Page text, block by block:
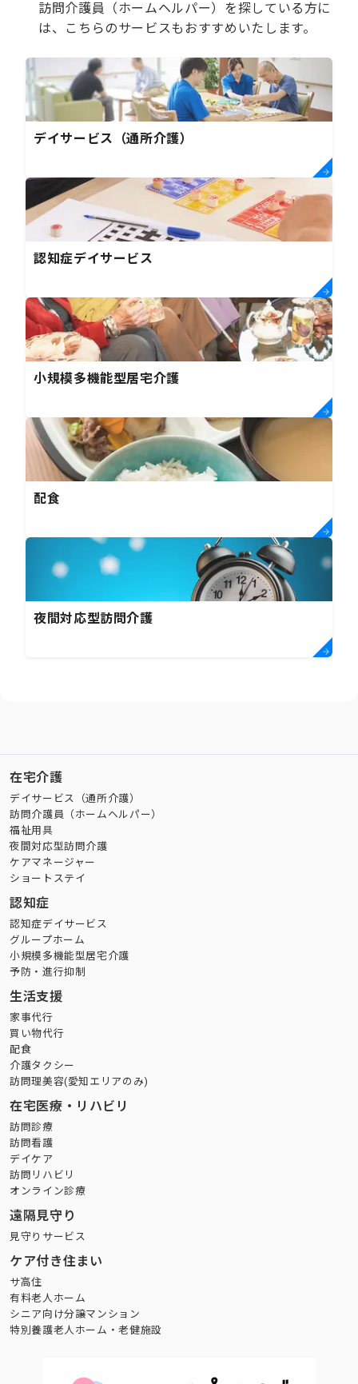
訪問介護員（ホームヘルパー）を探している方に
は、こちらのサービスもおすすめいたします。
デイサービス（通所介護）
認知症デイサービス
小規模多機能型居宅介護
配食
夜間対応型訪問介護
在宅介護
デイサービス（通所介護）
訪問介護員（ホームヘルパー）
福祉用具
夜間対応型訪問介護
ケアマネージャー
ショートステイ
認知症
認知症デイサービス
グループホーム
小規模多機能型居宅介護
予防・進行抑制
生活支援
家事代行
買い物代行
配食
介護タクシー
訪問理美容(愛知エリアのみ)
在宅医療・リハビリ
訪問診療
訪問看護
デイケア
訪問リハビリ
オンライン診療
遠隔見守り
見守りサービス
ケア付き住まい
サ高住
有料老人ホーム
シニア向け分譲マンション
特別養護老人ホーム・老健施設